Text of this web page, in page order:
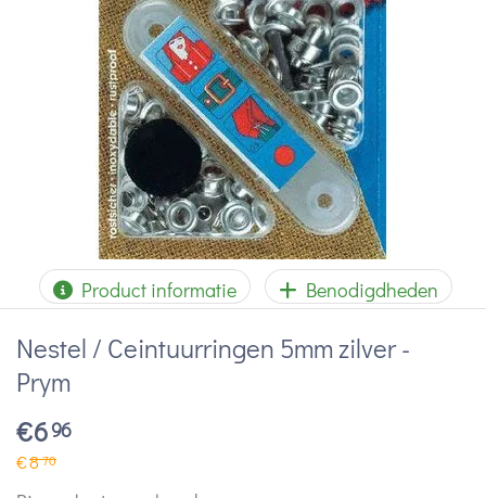
Product informatie Benodigdheden
Nestel / Ceintuurringen 5mm zilver -
Prym
€696
€870